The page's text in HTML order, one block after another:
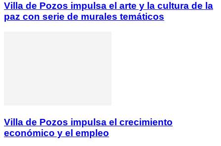
Villa de Pozos impulsa el arte y la cultura de la
paz con serie de murales temáticos
Villa de Pozos impulsa el crecimiento
económico y el empleo